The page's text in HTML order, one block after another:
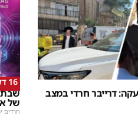
דרייבר חרדי במצב
16 דקות של אנרגיה
של
חרדים